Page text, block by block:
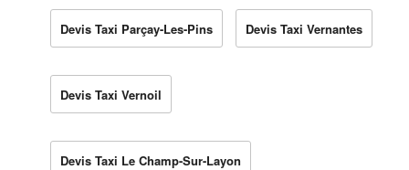
Devis Taxi Parçay-Les-Pins Devis Taxi Vernantes
Devis Taxi Vernoil
Devis Taxi Le Champ-Sur-Layon